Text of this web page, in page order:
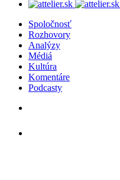
Spoločnosť
Rozhovory
Analýzy
Médiá
Kultúra
Komentáre
Podcasty